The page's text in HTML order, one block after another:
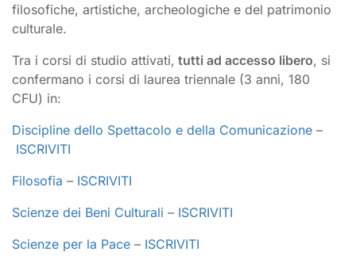
filosofiche, artistiche, archeologiche e del patrimonio
culturale.
Tra i corsi di studio attivati, tutti ad accesso libero, si
confermano i corsi di laurea triennale (3 anni, 180
CFU) in:
Discipline dello Spettacolo e della Comunicazione –
ISCRIVITI
Filosofia – ISCRIVITI
Scienze dei Beni Culturali – ISCRIVITI
Scienze per la Pace – ISCRIVITI